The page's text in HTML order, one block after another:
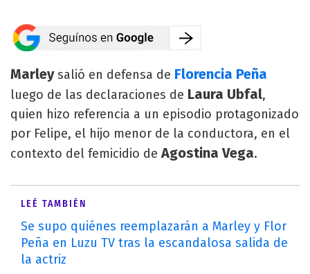
Marleysalió en defensa de Florencia Peña
luego de las declaraciones de Laura Ubfal,
quien hizo referencia a un episodio protagonizado
por Felipe, el hijo menor de la conductora, en el
contexto del femicidio deAgostina Vega.
LEÉ TAMBIÉN
Se supo quiénes reemplazarán a Marley y Flor
Peña en Luzu TV tras la escandalosa salida de
la actriz